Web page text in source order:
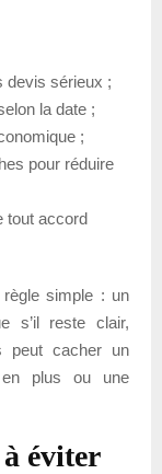
devis sérieux ;
la date ;
;
pour réduire
tout accord
simple : un
s’il reste clair,
peut cacher un
en plus ou une
éviter